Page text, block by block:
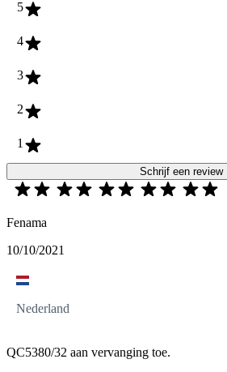
5
4
3
2
1
Schrijf een review
Fenama
10/10/2021
Nederland
QC5380/32 aan vervanging toe.